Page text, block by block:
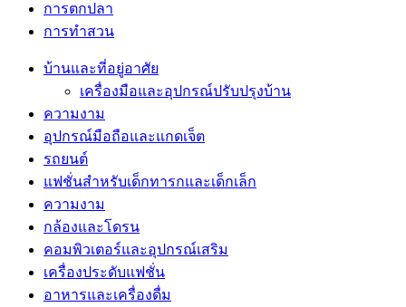
การตกปลา
การทำสวน
บ้านและที่อยู่อาศัย
เครื่องมือและอุปกรณ์ปรับปรุงบ้าน
ความงาม
อุปกรณ์มือถือและแกดเจ็ต
รถยนต์
แฟชั่นสำหรับเด็กทารกและเด็กเล็ก
ความงาม
กล้องและโดรน
คอมพิวเตอร์และอุปกรณ์เสริม
เครื่องประดับแฟชั่น
อาหารและเครื่องดื่ม